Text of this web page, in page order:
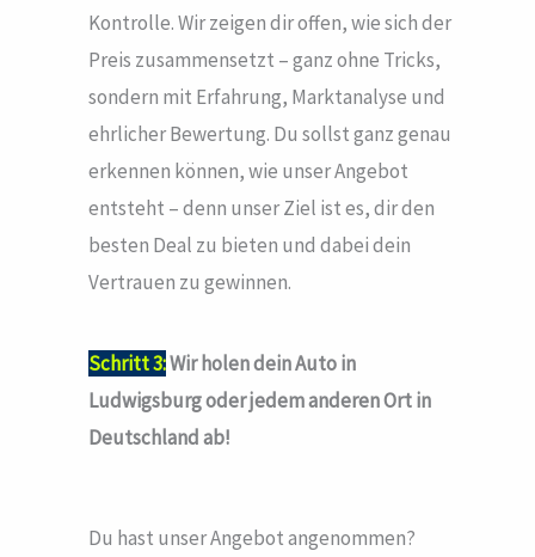
Kontrolle. Wir zeigen dir offen, wie sich der
Preis zusammensetzt – ganz ohne Tricks,
sondern mit Erfahrung, Marktanalyse und
ehrlicher Bewertung. Du sollst ganz genau
erkennen können, wie unser Angebot
entsteht – denn unser Ziel ist es, dir den
besten Deal zu bieten und dabei dein
Vertrauen zu gewinnen.
Schritt 3:Wir holen dein Auto in
Ludwigsburg oder jedem anderen Ort in
Deutschland ab!
Du hast unser Angebot angenommen?